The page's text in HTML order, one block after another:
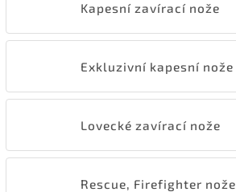
Kapesní zavírací nože
Exkluzivní kapesní nože
Lovecké zavírací nože
Rescue, Firefighter nože